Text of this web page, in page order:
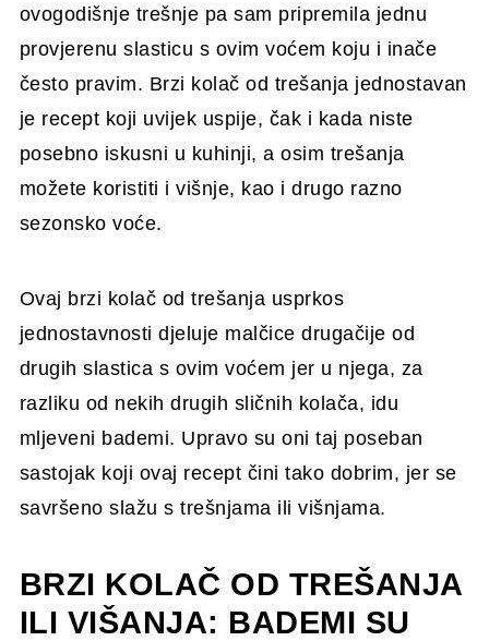
ovogodišnje trešnje pa sam pripremila jednu
provjerenu slasticu s ovim voćem koju i inače
često pravim. Brzi kolač od trešanja jednostavan
je recept koji uvijek uspije, čak i kada niste
posebno iskusni u kuhinji, a osim trešanja
možete koristiti i višnje, kao i drugo razno
sezonsko voće.
Ovaj brzi kolač od trešanja usprkos
jednostavnosti djeluje malčice drugačije od
drugih slastica s ovim voćem jer u njega, za
razliku od nekih drugih sličnih kolača, idu
mljeveni bademi. Upravo su oni taj poseban
sastojak koji ovaj recept čini tako dobrim, jer se
savršeno slažu s trešnjama ili višnjama.
BRZI KOLAČ OD TREŠANJA
ILI VIŠANJA: BADEMI SU